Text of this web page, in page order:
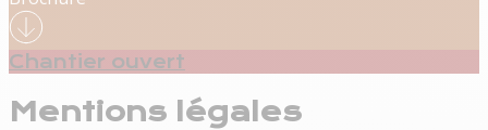
Chantier ouvert
Mentions légales